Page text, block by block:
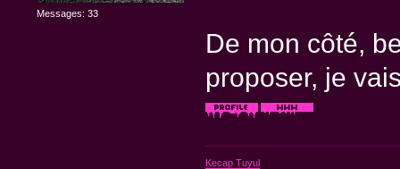
Messages: 33
De mon côté,
proposer, je
Kecap Tuyul